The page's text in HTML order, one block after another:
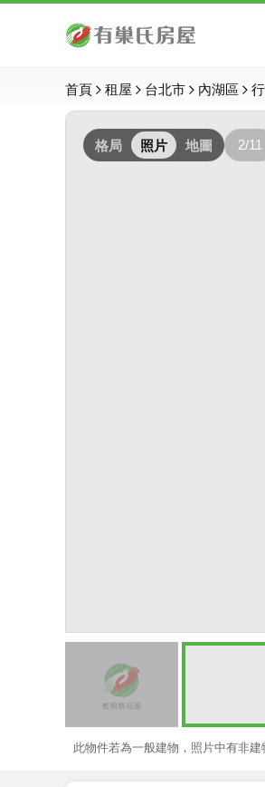
首頁 租屋 台北市 內湖區
格局 照片 地圖 2/11
此物件若為一般建物，照片中有非